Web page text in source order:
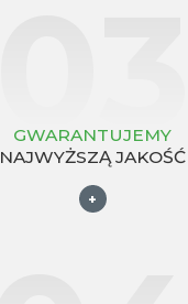
GWARANTUJEMY
NAJWYŻSZĄ JAKOŚĆ
+